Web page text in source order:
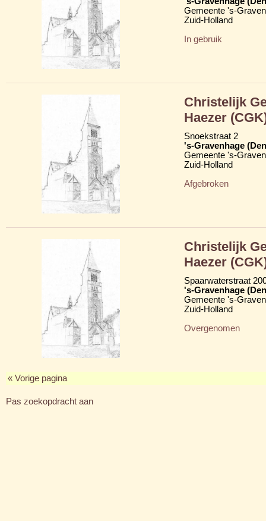
Gemeente 's-
Zuid-Holland
In gebruik
Christelijk
Haezer
Snoekstraat 2
's-Gravenhage
Gemeente 's-
Zuid-Holland
Afgebroken
Christelijk
Haezer
Spaarwaterstraat
's-Gravenhage
Gemeente 's-
Zuid-Holland
Overgenomen
« Vorige pagina
Pas zoekopdracht aan